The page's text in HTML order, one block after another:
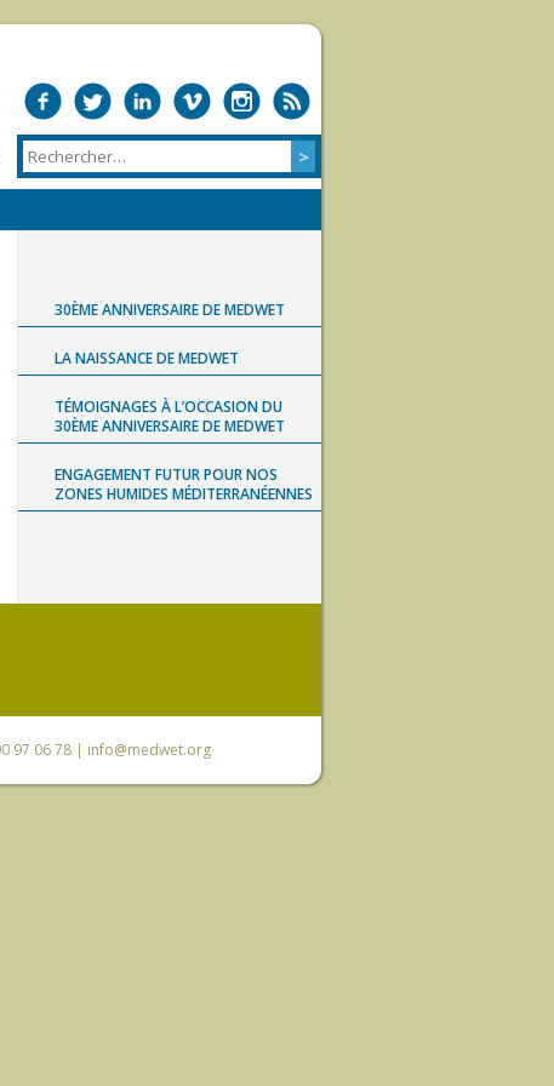
30ÈME ANNIVERSAIRE DE MEDWET
LA NAISSANCE DE MEDWET
TÉMOIGNAGES À L’OCCASION DU
30ÈME ANNIVERSAIRE DE MEDWET
ENGAGEMENT FUTUR POUR NOS
ZONES HUMIDES MÉDITERRANÉENNES
97 06 78 | info@medwet.org